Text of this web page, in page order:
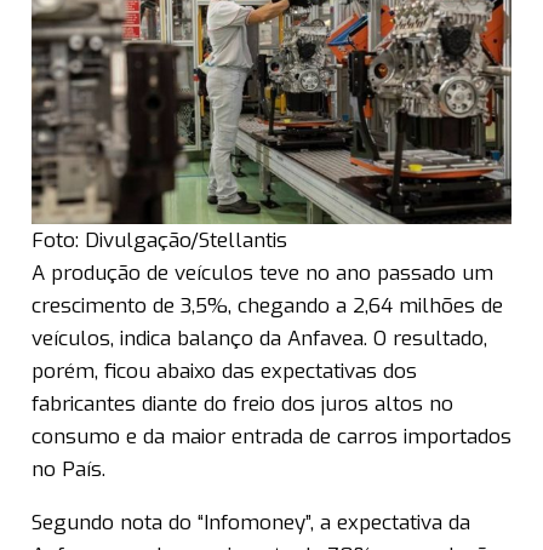
Foto: Divulgação/Stellantis
A produção de veículos teve no ano passado um
crescimento de 3,5%, chegando a 2,64 milhões de
veículos, indica balanço da Anfavea. O resultado,
porém, ficou abaixo das expectativas dos
fabricantes diante do freio dos juros altos no
consumo e da maior entrada de carros importados
no País.
Segundo nota do “Infomoney”, a expectativa da